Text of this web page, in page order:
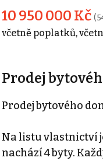
10 950 000 Kč
včetně poplatků,
Prodej
Prodej bytového
Na listu vlastnictví
nachází 4 byty.